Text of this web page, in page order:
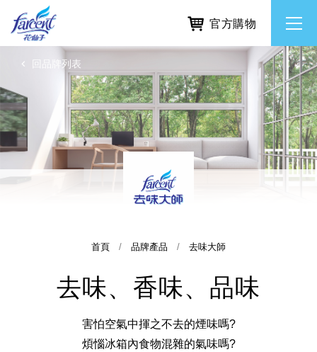
繁體中文
English
所有品牌
香氛去味
居家清潔洗劑
天然清潔洗劑
透過各種型態及管道與利害關係人建立友善溝通平台
股東會相關重要事項與發佈
協助解決您對產品的疑問
官方購物
回品牌列表
首頁 品牌產品 去味大師
去味、香味、品味
害怕空氣中揮之不去的煙味嗎?
煩惱冰箱內食物混雜的氣味嗎?